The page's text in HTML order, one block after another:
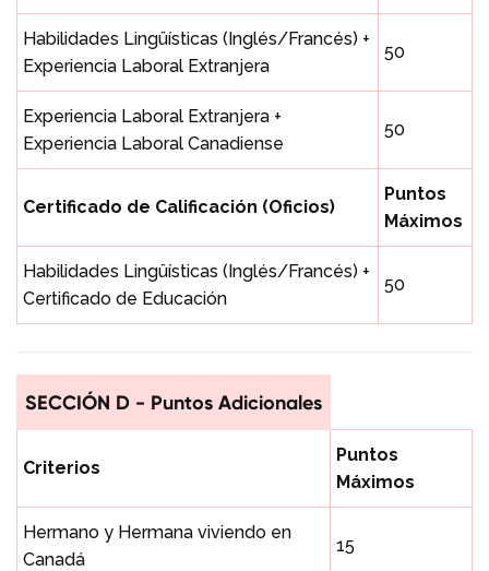
Habilidades Lingüísticas (Inglés/Francés) +
Experiencia Laboral Extranjera
50
Experiencia Laboral Extranjera +
Experiencia Laboral Canadiense
50
Certificado de Calificación (Oficios)
Puntos
Máximos
Habilidades Lingüísticas (Inglés/Francés) +
Certificado de Educación
50
SECCIÓN D - Puntos Adicionales
Criterios
Puntos
Máximos
Hermano y Hermana viviendo en
Canadá
15